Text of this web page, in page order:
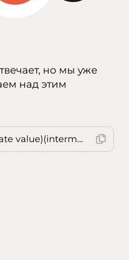
но мы уже
над этим
Error: (intermediate value)(intermediate value)(intermediate value).replaceAll is not a function